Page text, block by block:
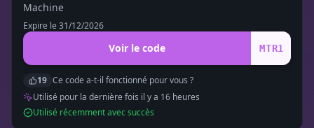
Machine
Expire le 31/12/2026
Voir le code MTR1
19 Ce code a-t-il fonctionné pour vous ?
Utilisé pour la dernière fois il y a 16 heures
Utilisé récemment avec succès